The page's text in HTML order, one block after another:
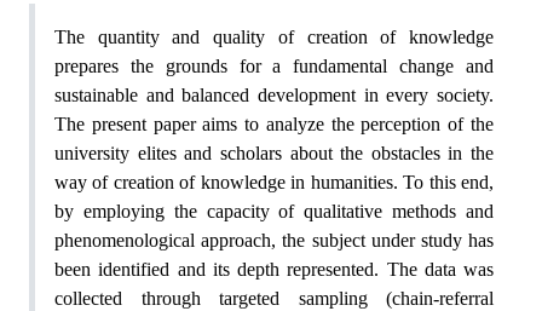
The quantity and quality of creation of knowledge
prepares the grounds for a fundamental change and
sustainable and balanced development in every society.
The present paper aims to analyze the perception of the
university elites and scholars about the obstacles in the
way of creation of knowledge in humanities. To this end,
by employing the capacity of qualitative methods and
phenomenological approach, the subject under study has
been identified and its depth represented. The data was
collected through targeted sampling (chain-referral